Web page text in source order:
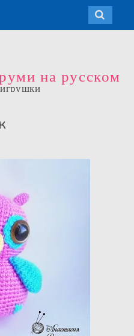
на русском